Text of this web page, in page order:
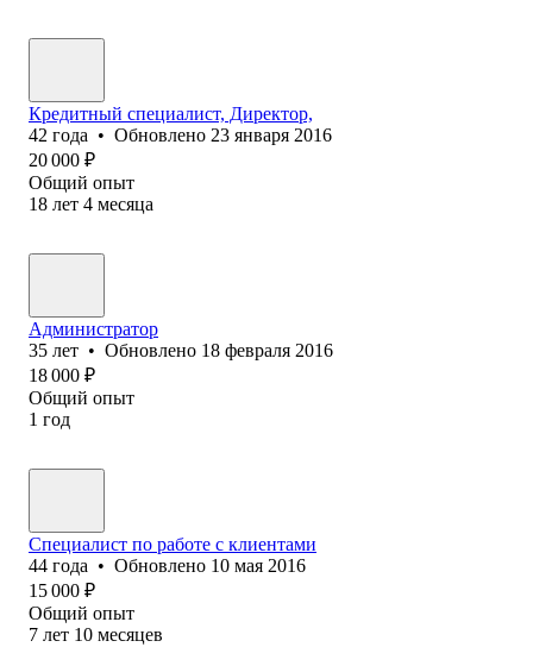
Кредитный специалист, Директор,
42 года • Обновлено 23 января 2016
20 000 ₽
Общий опыт
18 лет 4 месяца
Администратор
35 лет • Обновлено 18 февраля 2016
18 000 ₽
Общий опыт
1 год
Специалист по работе с клиентами
44 года • Обновлено 10 мая 2016
15 000 ₽
Общий опыт
7 лет 10 месяцев